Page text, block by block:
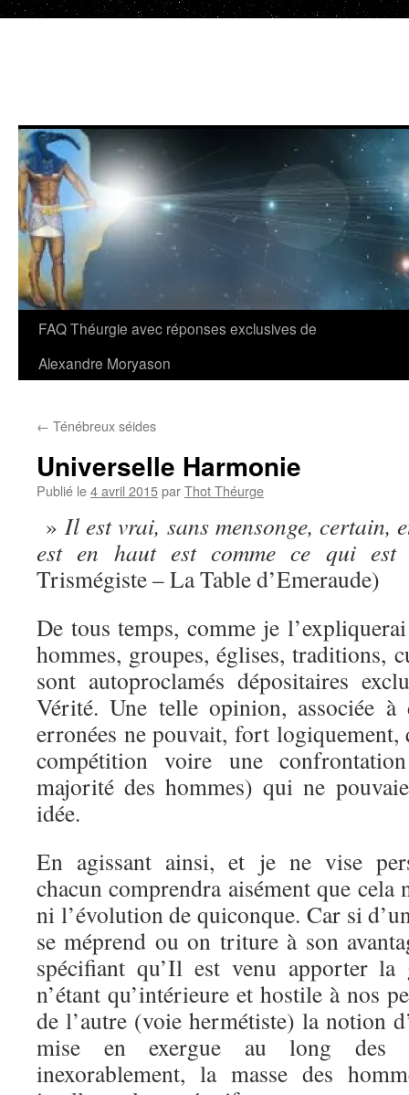
FAQ Théurgie avec réponses exclusives de
Alexandre Moryason
← Ténébreux séides
Universelle Harmonie
Publié le4 avril 2015parThot Théurge
» Il est vrai, sans mensonge, certain,
est en haut est comme ce qui est
Trismégiste – La Table d’Emeraude)
De tous temps, comme je
hommes, groupes, églises, traditions,
sont autoproclamés dépositaires
Vérité. Une telle opinion, associée à
erronées ne pouvait, fort logiquement,
compétition voire une
majorité des hommes) qui ne
idée.
En agissant ainsi, et je ne vise
chacun comprendra aisément que cela
ni l’évolution de quiconque. Car si
se méprend ou on triture à son
spécifiant qu’Il est venu apporter la
n’étant qu’intérieure et hostile à nos
de l’autre (voie hermétiste) la notion
mise en exergue au long des
inexorablement, la masse des